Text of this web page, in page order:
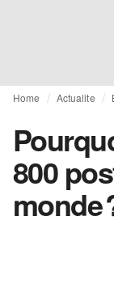
Home Actualite
800
monde